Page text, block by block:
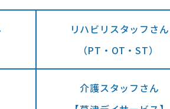
リハビリスタッフさん
（PT・OT・ST）
介護スタッフさん